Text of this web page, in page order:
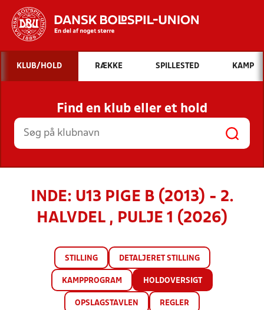
Hvad vil du søge efter?
INDHOLD OG NYHEDER
STILLINGER, RESULTATER, KLUBBER OG
HOLD
KLUB/HOLD RÆKKE SPILLESTED KAMP
Find en klub eller et hold
INDE: U13 PIGE B (2013) - 2.
HALVDEL , PULJE 1 (2026)
STILLING DETALJERET STILLING
KAMPPROGRAM HOLDOVERSIGT
OPSLAGSTAVLEN REGLER